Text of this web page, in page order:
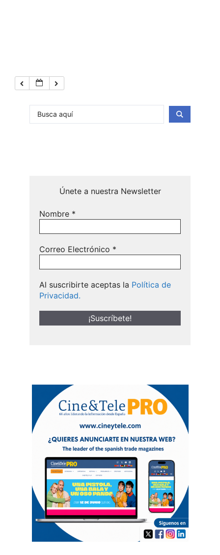
Únete a nuestra Newsletter
Nombre *
Correo Electrónico *
Al suscribirte aceptas la Política de
Privacidad.